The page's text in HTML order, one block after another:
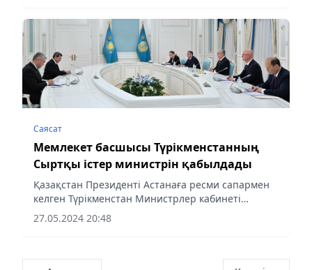
Саясат
Мемлекет басшысы Түрікменстанның
Сыртқы істер министрін қабылдады
Қазақстан Президенті Астанаға ресми сапармен
келген Түрікменстан Министрлер кабинеті
төрағасының орынбасары – Сыртқы істер
министрі Рашид Мередовті қабылдады.
27.05.2024 20:48